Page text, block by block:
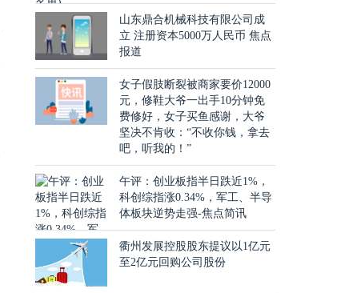
山东鼎合机械科技有限公司成
立 注册资本5000万人民币 焦点
报道
女子假肢断裂被商家要价12000
元，修鞋大爷一出手10分钟免
费修好，女子买鱼感谢，大爷
坚决不肯收：“不收你钱，拿去
吧，听我的！”
午评：创业板指半日跌近1%，
科创综指涨0.34%，军工、半导
体板块逆势走强-焦点简讯
衢州发展控股股东提议以1亿元
至2亿元回购公司股份